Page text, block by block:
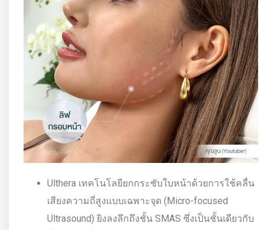
Ulthera เทคโนโลยียกกระชับใบหน้าด้วยการใช้คลื่น
เสียงความถี่สูงแบบเฉพาะจุด (Micro-focused
Ultrasound) ยิงลงลึกถึงชั้น SMAS ซึ่งเป็นชั้นเดียวกับ